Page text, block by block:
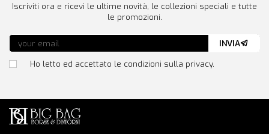
Iscriviti ora e ricevi le ultime novità, le collezioni speciali e tutte
le promozioni.
Ho letto ed accettato le condizioni sulla privacy.
INVIA